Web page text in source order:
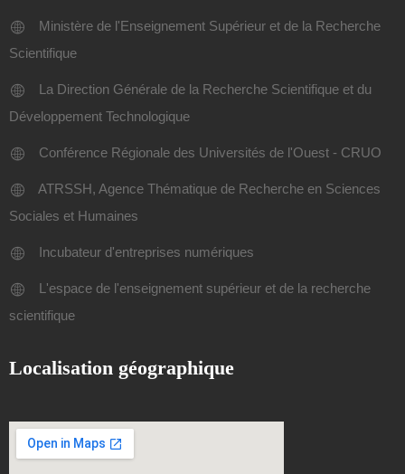
Ministère de l'Enseignement Supérieur et de la Recherche
Scientifique
La Direction Générale de la Recherche Scientifique et du
Développement Technologique
Conférence Régionale des Universités de l'Ouest - CRUO
ATRSSH, Agence Thématique de Recherche en Sciences
Sociales et Humaines
Incubateur d'entreprises numériques
L'espace de l'enseignement supérieur et de la recherche
scientifique
Localisation géographique